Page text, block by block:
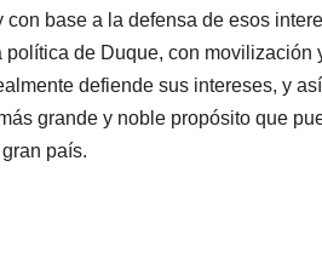
base a la defensa de esos
de Duque, con movilización
defiende sus intereses, y
grande y noble propósito que
país.